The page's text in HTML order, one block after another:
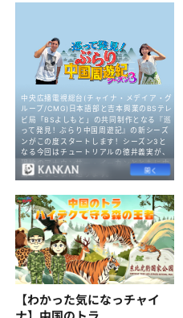
【わかった気になっチャイ